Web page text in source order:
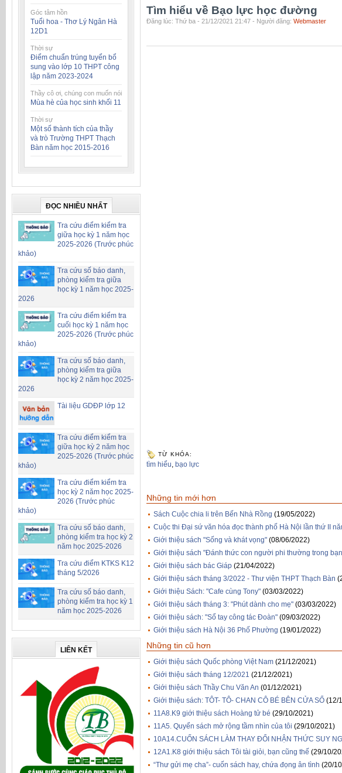
Góc tâm hồn
Tuổi hoa - Thơ Lý Ngân Hà
12D1
Thời sự
Điểm chuẩn trúng tuyển bổ
sung vào lớp 10 THPT công
lập năm 2023-2024
Thầy cô ơi, chúng con muốn nói
Mùa hè của học sinh khối 11
Thời sự
Một số thành tích của thầy
và trò Trường THPT Thạch
Bàn năm học 2015-2016
ĐỌC NHIỀU NHẤT
Tra cứu điểm kiểm tra
giữa học kỳ 1 năm học
2025-2026 (Trước phúc
khảo)
Tra cứu số báo danh,
phòng kiểm tra giữa
học kỳ 1 năm học 2025-
2026
Tra cứu điểm kiểm tra
cuối học kỳ 1 năm học
2025-2026 (Trước phúc
khảo)
Tra cứu số báo danh,
phòng kiểm tra giữa
học kỳ 2 năm học 2025-
2026
Tài liệu GDĐP lớp 12
Tra cứu điểm kiểm tra
giữa học kỳ 2 năm học
2025-2026 (Trước phúc
khảo)
Tra cứu điểm kiểm tra
học kỳ 2 năm học 2025-
2026 (Trước phúc
khảo)
Tra cứu số báo danh,
phòng kiểm tra học kỳ 2
năm học 2025-2026
Tra cứu điểm KTKS K12
tháng 5/2026
Tra cứu số báo danh,
phòng kiểm tra học kỳ 1
năm học 2025-2026
LIÊN KẾT
Tìm hiểu về Bạo lực học đường
Đăng lúc: Thứ ba - 21/12/2021 21:47 - Người đăng: Webmaster
TỪ KHÓA:
tìm hiểu, bạo lực
Những tin mới hơn
Sách Cuộc chia li trên Bến Nhà Rồng (19/05/2022)
Cuộc thi Đại sứ văn hóa đọc thành phố Hà Nội lần thứ II
Giới thiệu sách "Sống và khát vọng" (08/06/2022)
Giới thiệu sách "Đánh thức con người phi thường trong
Giới thiệu sách bác Giáp (21/04/2022)
Giới thiệu sách tháng 3/2022 - Thư viện THPT Thạch Bàn
Giới thiệu Sách: "Cafe cùng Tony" (03/03/2022)
Giới thiệu sách tháng 3: "Phút dành cho mẹ" (03/03/2022)
Giới thiệu sách: "Sổ tay công tác Đoàn" (09/03/2022)
Giới thiệu sách Hà Nội 36 Phố Phường (19/01/2022)
Những tin cũ hơn
Giới thiệu sách Quốc phòng Việt Nam (21/12/2021)
Giới thiệu sách tháng 12/2021 (21/12/2021)
Giới thiệu sách Thầy Chu Văn An (01/12/2021)
Giới thiệu sách: TÔT- TÔ- CHAN CÔ BÉ BÊN CỬA SỔ (12/
11A8.K9 giới thiệu sách Hoàng tử bé (29/10/2021)
11A5. Quyển sách mở rộng tầm nhìn của tôi (29/10/2021)
10A14.CUỐN SÁCH LÀM THAY ĐỔI NHẬN THỨC SUY
12A1.K8 giới thiệu sách Tôi tài giỏi, bạn cũng thế (29/10/
“Thư gửi mẹ cha”- cuốn sách hay, chứa đọng ân tình (20/